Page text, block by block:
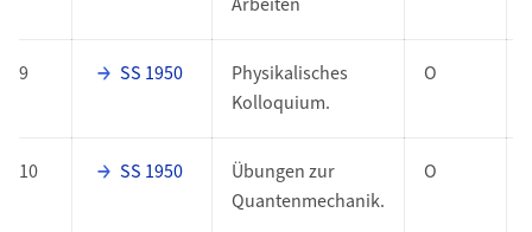
9 SS 1950
Physikalisches
Kolloquium.
O
10 SS 1950
Übungen zur
Quantenmechanik.
O